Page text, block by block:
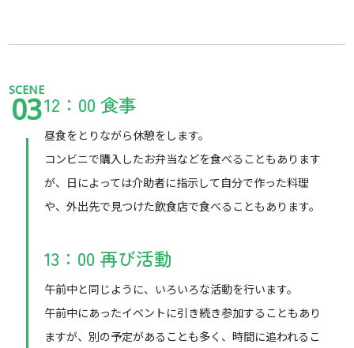
SCENE
0312：00 食事
昼食をとりながら休憩をします。
コンビニで購入したお弁当などを食べることもあります
が、日によっては介助者に指示して自分で作った料理
や、外出先で見つけた飲食店で食べることもあります。
13：00 再び活動
午前中と同じように、いろいろな活動を行います。
午前中にあったイベントに引き続き参加することもあり
ますが、別の予定があることも多く、時間に追われるこ